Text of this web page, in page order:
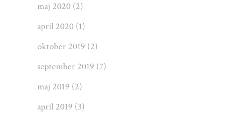
maj 2020 (2)
april 2020 (1)
oktober 2019 (2)
september 2019 (7)
maj 2019 (2)
april 2019 (3)